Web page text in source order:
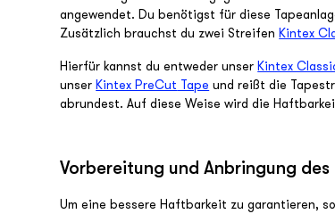
angewendet. Du benötigst für diese
Zusätzlich brauchst du zwei StreifenKintex
Hierfür kannst du entweder unserKintex
unserKintex PreCut Tape und reißt die
abrundest. Auf diese Weise wird die
Vorbereitung und Anbringung
Um eine bessere Haftbarkeit zu garantieren,